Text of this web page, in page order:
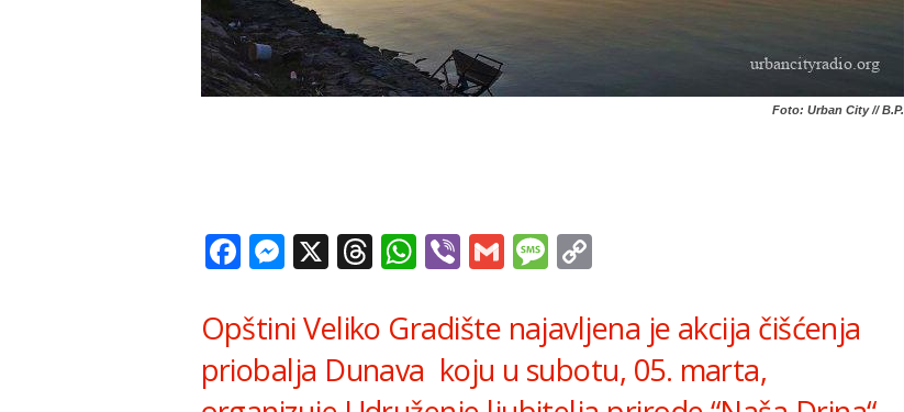
Foto: Urban City // B.P.
Facebook
Messenger
X Threads
WhatsApp
ViberGmailMessage
Opštini Veliko Gradište najavljena je akcija čišćenja
priobalja Dunava koju u subotu, 05. marta,